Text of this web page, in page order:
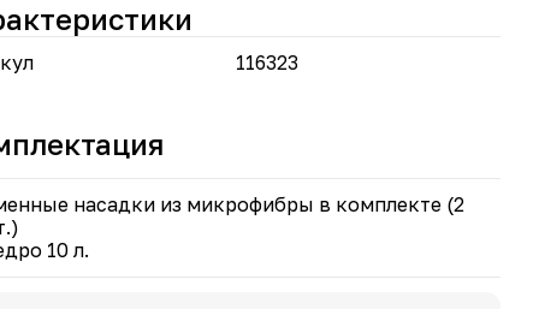
разделения воды: чистая остаётся сверху,
стекает вниз — гигиеничная уборка без
загрязнения;
швабры на 360° — легко добраться до углов,
и пространства под мебелью;
меняются и эффективно очищают
набор — подходит для ламината,
116323
насадки из микрофибры в комплекте (2
10 л.